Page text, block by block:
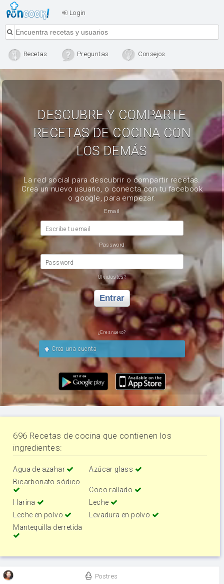
Login
Recetas Preguntas Consejos
DESCUBRE Y COMPARTE
RECETAS DE COCINA CON
LOS DEMÁS
La red social para descubrir o compartir recetas.
Crea un nuevo usuario, o conecta con tu facebook
o google, para empezar.
Email
Escribe tu email
Password
Password
Olvidastes?
Entrar
¿Eres nuevo?
Crea una cuenta
696 Recetas de cocina que contienen los
ingredientes:
Agua de azahar
Azúcar glass
Bicarbonato sódico
Coco rallado
Harina
Leche
Leche en polvo
Levadura en polvo
Mantequilla derretida
Postres